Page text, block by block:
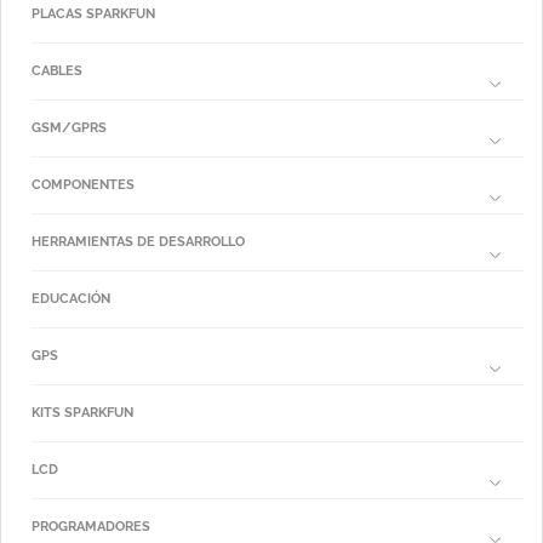
PLACAS SPARKFUN
CABLES
GSM/GPRS
COMPONENTES
HERRAMIENTAS DE DESARROLLO
EDUCACIÓN
GPS
KITS SPARKFUN
LCD
PROGRAMADORES